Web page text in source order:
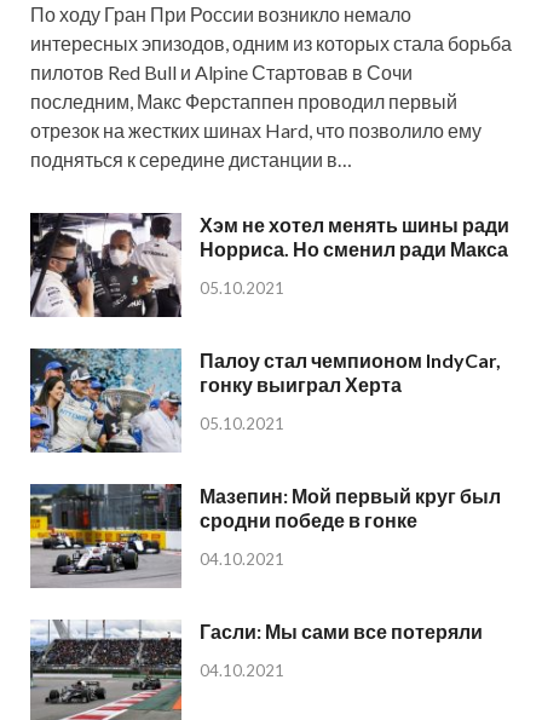
По ходу Гран При России возникло немало
интересных эпизодов, одним из которых стала борьба
пилотов Red Bull и Alpine Стартовав в Сочи
последним, Макс Ферстаппен проводил первый
отрезок на жестких шинах Hard, что позволило ему
подняться к середине дистанции в…
Хэм не хотел менять шины ради
Норриса. Но сменил ради Макса
05.10.2021
Палоу стал чемпионом IndyCar,
гонку выиграл Херта
05.10.2021
Мазепин: Мой первый круг был
сродни победе в гонке
04.10.2021
Гасли: Мы сами все потеряли
04.10.2021